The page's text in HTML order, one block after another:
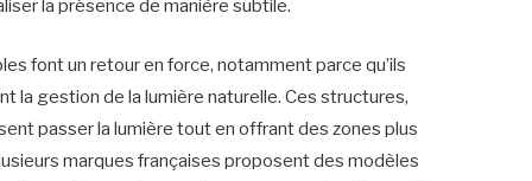
la présence de manière subtile.
font un retour en force, notamment parce qu’ils
la gestion de la lumière naturelle. Ces structures,
passer la lumière tout en offrant des zones plus
marques françaises proposent des modèles